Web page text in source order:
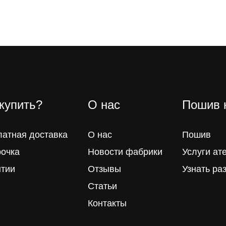
доставка
О нас
О нас
Новости фабрики
Отзывы
Статьи
Контакты
Пошив
Пошив
Услуги
Узнать